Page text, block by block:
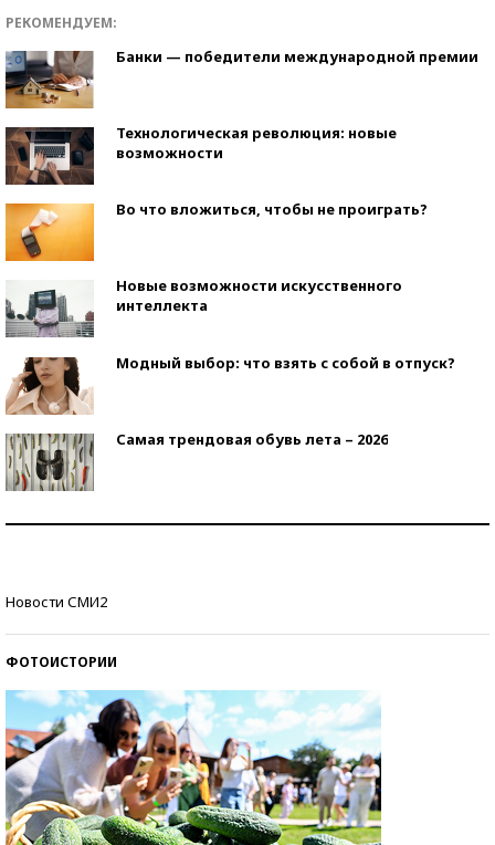
РЕКОМЕНДУЕМ:
Банки — победители международной премии
Технологическая революция: новые
возможности
Во что вложиться, чтобы не проиграть?
Новые возможности искусственного
интеллекта
Модный выбор: что взять с собой в отпуск?
Самая трендовая обувь лета – 2026
Новости СМИ2
ФОТОИСТОРИИ